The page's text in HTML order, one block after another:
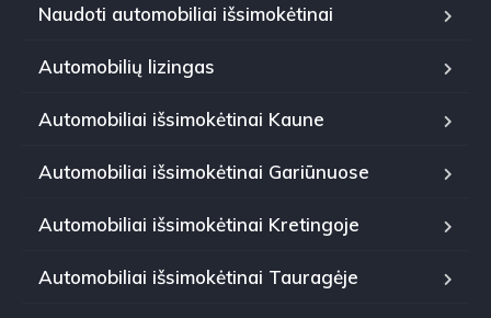
Naudoti automobiliai išsimokėtinai
Automobilių lizingas
Automobiliai išsimokėtinai Kaune
Automobiliai išsimokėtinai Gariūnuose
Automobiliai išsimokėtinai Kretingoje
Automobiliai išsimokėtinai Tauragėje